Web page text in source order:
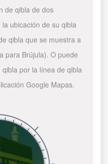
de qibla de dos
ubicación de su qibla
qibla que se muestra a
para Brújula). O puede
por la línea de qibla
Google Mapas.